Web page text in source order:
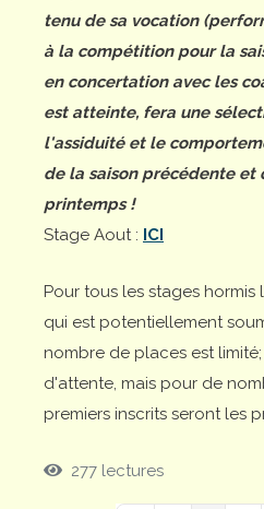
tenu de sa vocation
à la compétition pour la
en concertation avec les
est atteinte, fera une
l'assiduité et le
de la saison précédente et
printemps !
Stage Aout : ICI
Pour tous les stages hormis
qui est potentiellement
nombre de places est
d'attente, mais pour de
premiers inscrits seront les
277 lectures